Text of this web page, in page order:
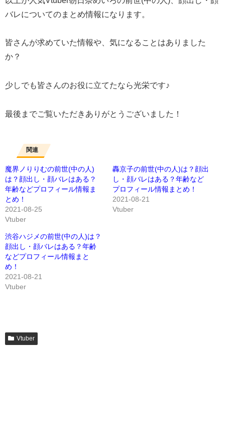
バレについてのまとめ情報になります。
皆さんが求めていた情報や、気になることはありました
か？
少しでも皆さんのお役に立てたなら光栄です♪
最後までご覧いただきありがとうございました！
関連
魔界ノりりむの前世(中の人)
は？顔出し・顔バレはある？
年齢などプロフィール情報ま
とめ！
2021-08-25
Vtuber
轟京子の前世(中の人)は？顔出
し・顔バレはある？年齢など
プロフィール情報まとめ！
2021-08-21
Vtuber
渋谷ハジメの前世(中の人)は？
顔出し・顔バレはある？年齢
などプロフィール情報まと
め！
2021-08-21
Vtuber
Vtuber